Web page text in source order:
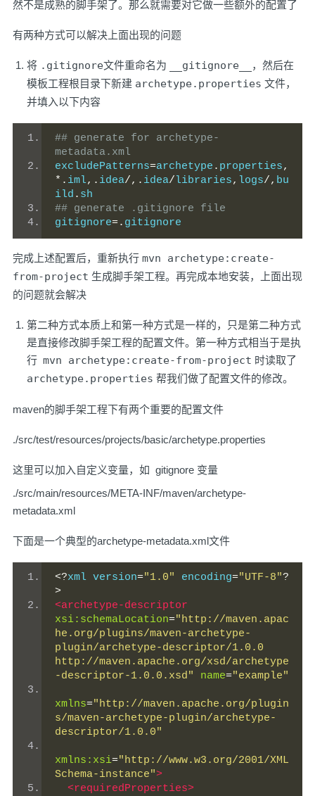
然不是成熟的脚手架了。那么就需要对它做一些额外的配置了
有两种方式可以解决上面出现的问题
将 .gitignore文件重命名为 __gitignore__
，然后在
模板工程根目录下新建 archetype.properties 文件，
并填入以下内容
## generate for archetype-
metadata.xml
excludePatterns=archetype . properties,
*. iml,. idea/,. idea/libraries, logs/, bu
ild . sh
## generate .gitignore file
gitignore=. gitignore
完成上述配置后，重新执行 mvn archetype:create-
from-project 生成脚手架工程。再完成本地安装，上面出现
的问题就会解决
第二种方式本质上和第一种方式是一样的，只是第二种方式
是直接修改脚手架工程的配置文件。第一种方式相当于是执
行 mvn archetype:create-from-project 时读取了
archetype.properties 帮我们做了配置文件的修改。
maven的脚手架工程下有两个重要的配置文件
./src/test/resources/projects/basic/archetype.properties
这里可以加入自定义变量，如 gitignore 变量
./src/main/resources/META-INF/maven/archetype-
metadata.xml
下面是一个典型的archetype-metadata.xml文件
<?xml version="1.0" encoding="UTF-8"?
>
<archetype-descriptor
xsi:schemaLocation="http://maven.apac
he.org/plugins/maven-archetype-
plugin/archetype-descriptor/1.0.0
http://maven.apache.org/xsd/archetype
-descriptor-1.0.0.xsd"
name="example"
xmlns="http://maven.apache.org/plugin
s/maven-archetype-plugin/archetype-
descriptor/1.0.0"
xmlns:xsi="http://www.w3.org/2001/XML
Schema-instance">
<requiredProperties>